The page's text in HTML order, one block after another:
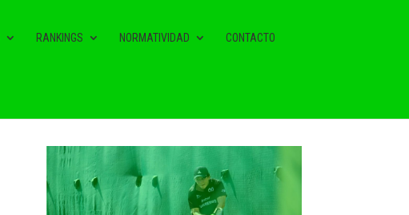
RANKINGS NORMATIVIDAD CONTACTO